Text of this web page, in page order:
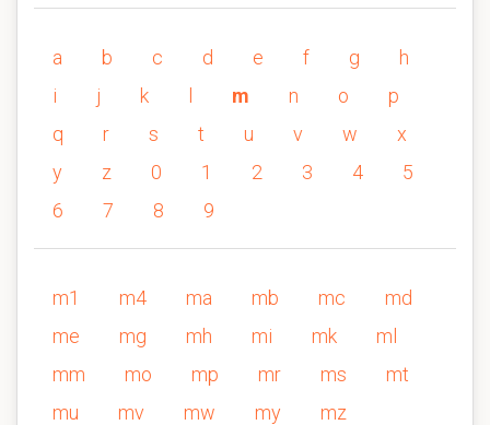
a b c d e f g
h
i
j k m n o
p
q
r s t u v w
x
y
z 0 1 2 3 4
5
6
7 8 9
m1 m4 ma mb mc
md
me
mg mh mi mk
ml
mm
mo mp mr ms
mt
mu
mv mw my mz